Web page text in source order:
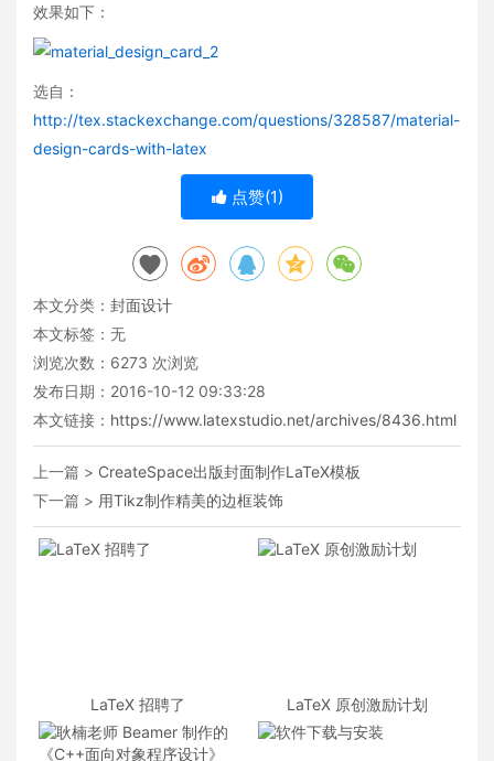
效果如下：
选自：
http://tex.stackexchange.com/questions/328587/material-
design-cards-with-latex
点赞(1)
本文分类： 封面设计
本文标签：无
浏览次数： 6273 次浏览
发布日期：2016-10-12 09:33:28
本文链接： https://www.latexstudio.net/archives/8436.html
上一篇 > CreateSpace出版封面制作LaTeX模板
下一篇 > 用Tikz制作精美的边框装饰
LaTeX 招聘了 LaTeX 原创激励计划